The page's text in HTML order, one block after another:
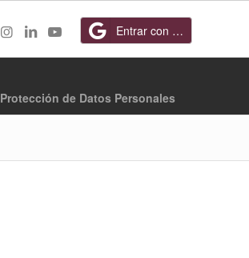
Entrar con Google
Protección de Datos Personales